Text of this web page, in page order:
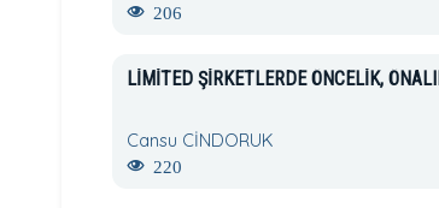
206
LİMİTED ŞİRKETLERDE ÖNCELİK,
Cansu CİNDORUK
220